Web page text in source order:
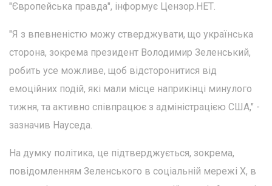
"Європейська правда", інформує Цензор.НЕТ.
"Я з впевненістю можу стверджувати, що українська
сторона, зокрема президент Володимир Зеленський,
робить усе можливе, щоб відсторонитися від
емоційних подій, які мали місце наприкінці минулого
тижня, та активно співпрацює з адміністрацією США," -
зазначив Науседа.
На думку політика, це підтверджується, зокрема,
повідомленням Зеленського в соціальній мережі X, в